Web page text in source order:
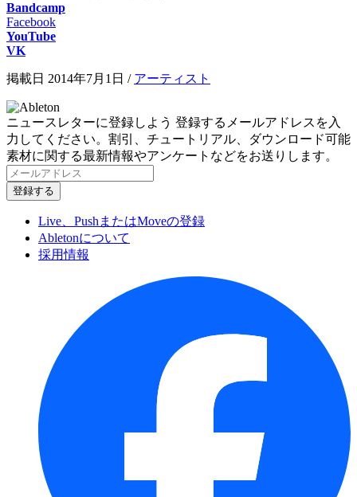
Bandcamp
Facebook
YouTube
VK
掲載日 2014年7月1日 / アーティスト
ニュースレターに登録しよう 登録するメールアドレスを入
力してください。割引、チュートリアル、ダウンロード可能
素材に関する最新情報やアンケートなどをお送りします。
Live、PushまたはMoveの登録
Abletonについて
採用情報